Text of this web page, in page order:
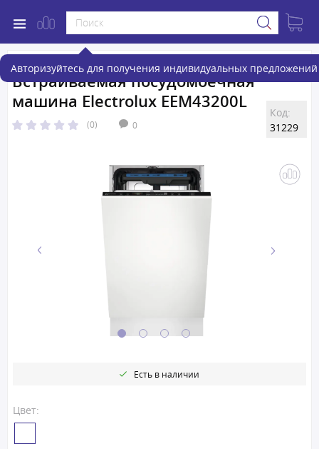
Авторизуйтесь для получения индивидуальных предложений
Встраиваемая посудомоечная
машина Electrolux EEM43200L
(0) 0
Код:
31229
Цвет:
Есть в наличии